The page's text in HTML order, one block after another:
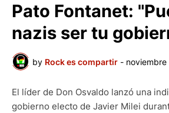
Pato Fontanet:
nazis ser tu
by Rock es compartir -
El líder de Don Osvaldo lanzó una
gobierno electo de Javier Milei